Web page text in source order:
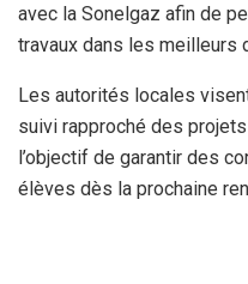
avec la Sonelgaz afin de
travaux dans les meilleurs
Les autorités locales
suivi rapproché des
l’objectif de garantir des
élèves dès la prochaine